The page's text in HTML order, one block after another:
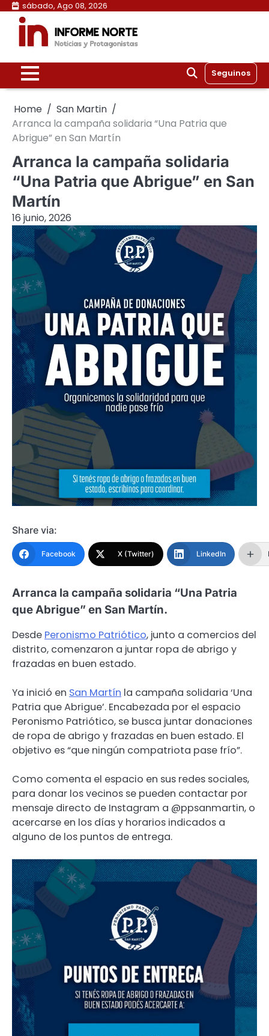
Skip
content
sábado, Ago 08, 2026
Seguinos
Home
San Martin
Arranca la campaña solidaria “Una Patria que
Abrigue” en San Martín
Arranca la campaña solidaria
“Una Patria que Abrigue” en San
Martín
16 junio, 2026
Share via:
Facebook X (Twitter) LinkedIn
Arranca la campaña solidaria “Una Patria
que Abrigue” en San Martín.
Desde Peronismo Patriótico, junto a comercios del
distrito, comenzaron a juntar ropa de abrigo y
frazadas en buen estado.
Ya inició en San Martín la campaña solidaria ‘Una
Patria que Abrigue’. Encabezada por el espacio
Peronismo Patriótico, se busca juntar donaciones
de ropa de abrigo y frazadas en buen estado. El
objetivo es “que ningún compatriota pase frío”.
Como comenta el espacio en sus redes sociales,
para donar los vecinos se pueden contactar por
mensaje directo de Instagram a @ppsanmartin, o
acercarse en los días y horarios indicados a
alguno de los puntos de entrega.